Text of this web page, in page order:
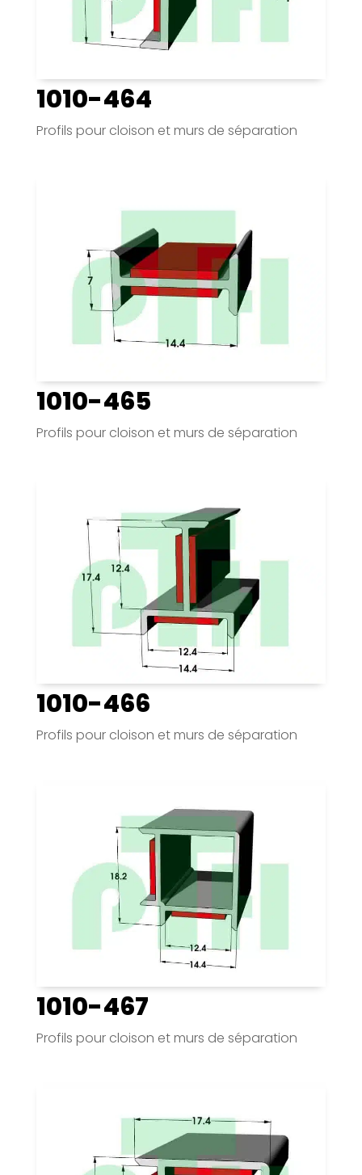
1010-464
Profils pour cloison et murs de séparation
1010-465
Profils pour cloison et murs de séparation
1010-466
Profils pour cloison et murs de séparation
1010-467
Profils pour cloison et murs de séparation